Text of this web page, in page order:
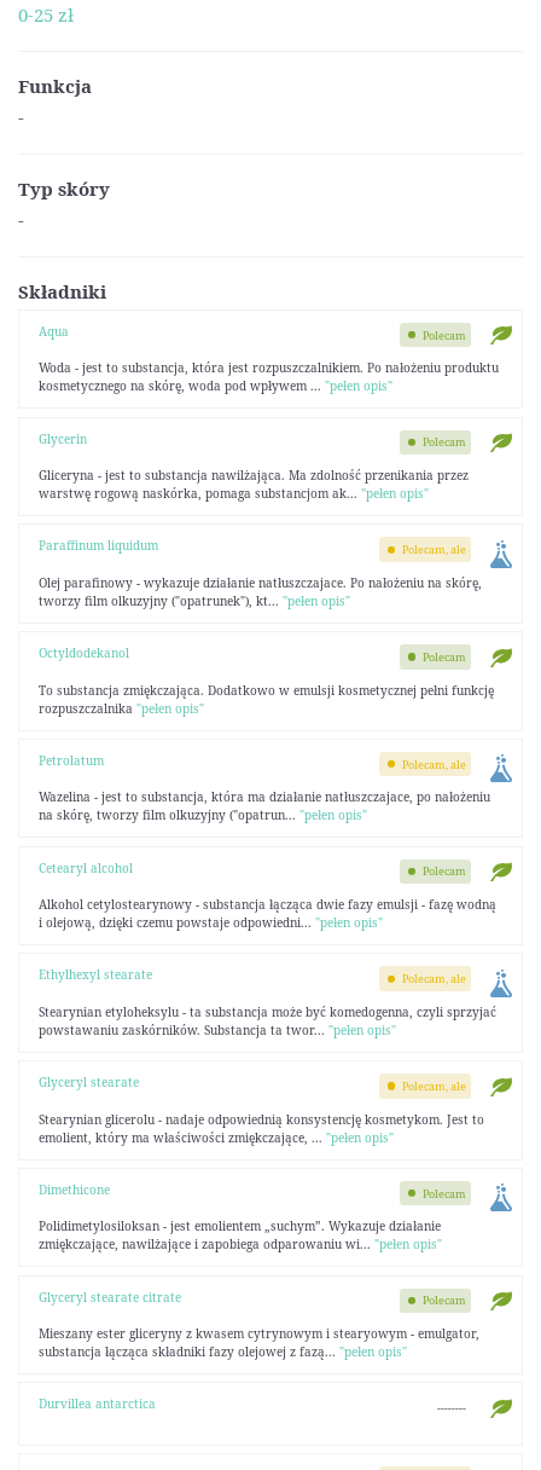
0-25 zł
Funkcja
-
Typ skóry
-
Składniki
Aqua
Woda - jest to substancja, która jest rozpuszczalnikiem. Po nałożeniu produktu
kosmetycznego na skórę, woda pod wpływem ... "pełen opis"
Polecam
Glycerin
Gliceryna - jest to substancja nawilżająca. Ma zdolność przenikania przez
warstwę rogową naskórka, pomaga substancjom ak... "pełen opis"
Polecam
Paraffinum liquidum
Olej parafinowy - wykazuje działanie natłuszczajace. Po nałożeniu na skórę,
tworzy film olkuzyjny ("opatrunek"), kt... "pełen opis"
Polecam, ale
Octyldodekanol
To substancja zmiękczająca. Dodatkowo w emulsji kosmetycznej pełni funkcję
rozpuszczalnika "pełen opis"
Polecam
Petrolatum
Wazelina - jest to substancja, która ma działanie natłuszczajace, po nałożeniu
na skórę, tworzy film olkuzyjny ("opatrun... "pełen opis"
Polecam, ale
Cetearyl alcohol
Alkohol cetylostearynowy - substancja łącząca dwie fazy emulsji - fazę wodną
i olejową, dzięki czemu powstaje odpowiedni... "pełen opis"
Polecam
Ethylhexyl stearate
Stearynian etyloheksylu - ta substancja może być komedogenna, czyli sprzyjać
powstawaniu zaskórników. Substancja ta twor... "pełen opis"
Polecam, ale
Glyceryl stearate
Stearynian glicerolu - nadaje odpowiednią konsystencję kosmetykom. Jest to
emolient, który ma właściwości zmiękczające, ... "pełen opis"
Polecam, ale
Dimethicone
Polidimetylosiloksan - jest emolientem „suchym”. Wykazuje działanie
zmiękczające, nawilżające i zapobiega odparowaniu wi... "pełen opis"
Polecam
Glyceryl stearate citrate
Mieszany ester gliceryny z kwasem cytrynowym i stearyowym - emulgator,
substancja łącząca składniki fazy olejowej z fazą... "pełen opis"
Polecam
Durvillea antarctica --------